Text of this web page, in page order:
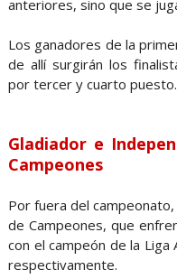
anteriores, sino que se
Los ganadores de la
de allí surgirán los
por tercer y cuarto puesto.
Gladiador e
Campeones
Por fuera del
de Campeones, que
con el campeón de la
respectivamente.